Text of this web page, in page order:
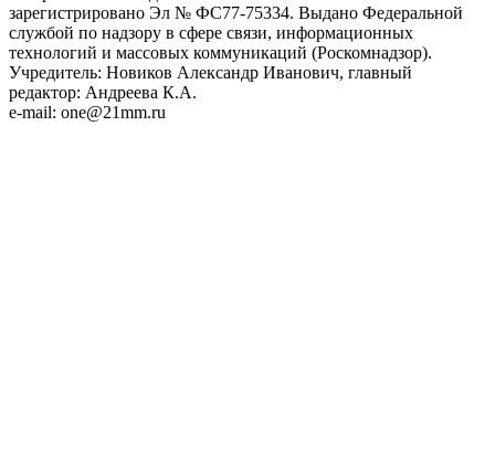
зарегистрировано Эл № ФС77-75334. Выдано Федеральной
службой по надзору в сфере связи, информационных
технологий и массовых коммуникаций (Роскомнадзор).
Учредитель: Новиков Александр Иванович, главный
редактор: Андреева К.А.
e-mail: one@21mm.ru